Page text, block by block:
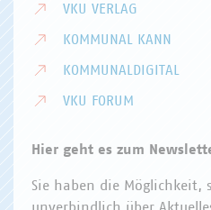
VKU VERLAG
KOMMUNAL KANN
KOMMUNALDIGITAL
VKU FORUM
Hier geht es zum
Sie haben die Möglichkeit,